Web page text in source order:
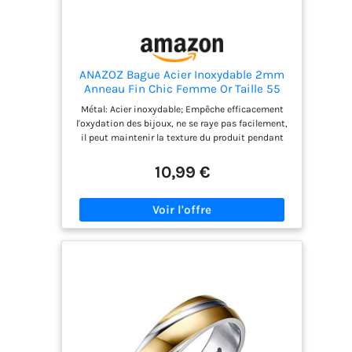
veuillez nous contacter directement, nous vous
répondrons dans les 24 heures
ANAZOZ Bague Acier Inoxydable 2mm
Anneau Fin Chic Femme Or Taille 55
Métal: Acier inoxydable; Empêche efficacement
l'oxydation des bijoux, ne se raye pas facilement,
il peut maintenir la texture du produit pendant
qualité. L'Histoire que l'être humain porte
l'anneau peut dater de 21000 ans. Plus tard, le rôle
décoration simple, dans différents pays,
différentes nationalités, il est donné une
Services de Gravure: ATTENTION! 1.Veuillez nous
contacter pour nous faire part de ce que vous
souhaitez faire graver dès que possible après
l'achat. Si nous ne recevons pas vos messages
10,99 €